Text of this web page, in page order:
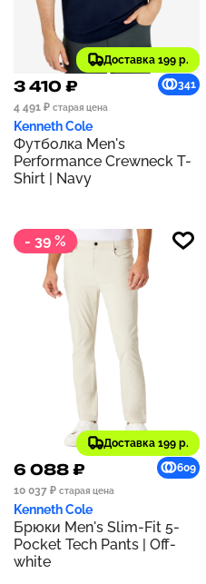
Доставка 199 р.
3 410 ₽
341
4 491 ₽ старая цена
Kenneth Cole
Футболка Men's
Performance Crewneck T-
Shirt | Navy
- 39 %
Доставка 199 р.
6 088 ₽
609
10 037 ₽ старая цена
Kenneth Cole
Брюки Men's Slim-Fit 5-
Pocket Tech Pants | Off-
white